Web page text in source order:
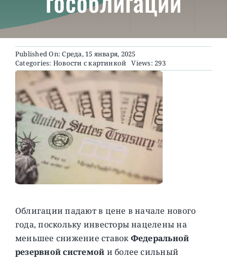
О ПРОЕКТЕ
Published On: Среда, 15 января, 2025
Categories: Новости с картинкой Views: 293
Облигации падают в цене в начале нового
года, поскольку инвесторы нацелены на
меньшее снижение ставокФедеральной
резервной системой и более сильный